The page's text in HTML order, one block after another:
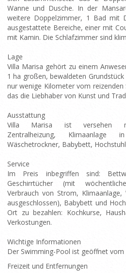
Wanne und Dusche. In der
weitere Doppelzimmer, 1 Bad mit
ausgestattete Bereiche, einer mit
mit Kamin. Die Schlafzimmer sind
Lage
Villa Marisa gehört zu einem
1 ha großen, bewaldeten
nur wenige Kilometer vom
das die Liebhaber von Kunst und
Ausstattung
Villa Marisa ist versehen mit
Zentralheizung, Klimaanlage
Wäschetrockner, Babybett,
Service
Im Preis inbegriffen sind:
Geschirrtücher (mit
Verbrauch von Strom, Klimaanlage,
ausgeschlossen), Babybett und
Ort zu bezahlen: Kochkurse,
Verkostungen.
Wichtige Informationen
Der Swimming-Pool ist geöffnet vom
Freizeit und Entfernungen